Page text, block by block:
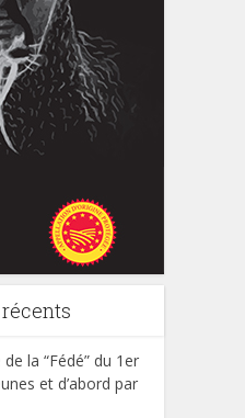
la “Fédé” du 1er
et d’abord par